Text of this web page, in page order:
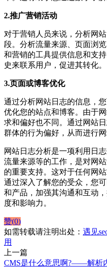
2.推广营销活动
对于营销人员来说，分析网
段。分析流量来源、页面浏
和营销的工具提供信息和支
史来联系用户，促进其转化。
3.页面或博客优化
通过分析网站日志的信息，
优化您的站点和博客。由于
求和偏好也不同。通过网站
群体的行为偏好，从而进行
网站日志分析是一项利用日
流量来源等的工作，是对网
的重要支持。这对于任何网
通过深入了解您的受众，您
和产品，加强其沟通和互动
度和影响力。
赞(0)
如需转载请注明出处： 遇见
用
上一篇
CMS是什么意思啊?——解析